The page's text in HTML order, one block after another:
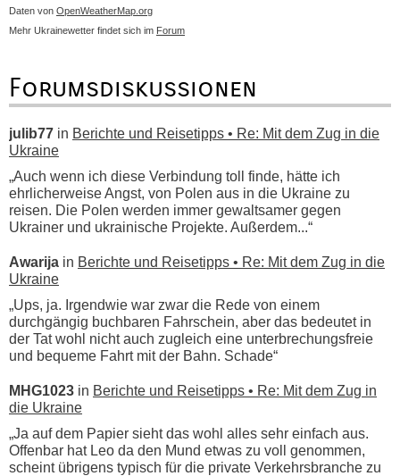
Daten von OpenWeatherMap.org
Mehr Ukrainewetter findet sich im Forum
Forumsdiskussionen
julib77 in Berichte und Reisetipps • Re: Mit dem Zug in die
Ukraine
„Auch wenn ich diese Verbindung toll finde, hätte ich
ehrlicherweise Angst, von Polen aus in die Ukraine zu
reisen. Die Polen werden immer gewaltsamer gegen
Ukrainer und ukrainische Projekte. Außerdem...“
Awarija in Berichte und Reisetipps • Re: Mit dem Zug in die
Ukraine
„Ups, ja. Irgendwie war zwar die Rede von einem
durchgängig buchbaren Fahrschein, aber das bedeutet in
der Tat wohl nicht auch zugleich eine unterbrechungsfreie
und bequeme Fahrt mit der Bahn. Schade“
MHG1023 in Berichte und Reisetipps • Re: Mit dem Zug in
die Ukraine
„Ja auf dem Papier sieht das wohl alles sehr einfach aus.
Offenbar hat Leo da den Mund etwas zu voll genommen,
scheint übrigens typisch für die private Verkehrsbranche zu